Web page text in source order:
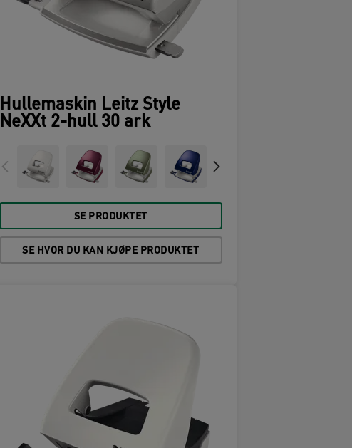
Hullemaskin Leitz Style
NeXXt 2-hull 30 ark
SE PRODUKTET
SE HVOR DU KAN KJØPE PRODUKTET